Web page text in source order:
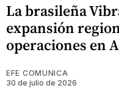
La brasileña
expansión
operaciones en
EFE COMUNICA
30 de julio de 2026